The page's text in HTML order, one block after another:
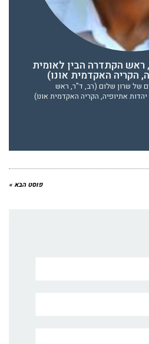
ראש הקתדרה הבין לאומית
הקריה האקדמית אונו)
של שרון שלום (רב, ד"ר, ראש
אתיופיה, הקריה האקדמית אונו)
פוסט הבא »